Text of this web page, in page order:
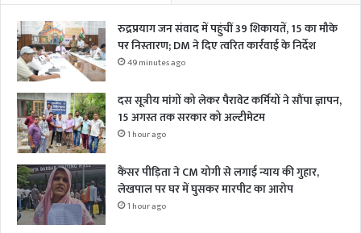
रुद्रप्रयाग जन संवाद में पहुंचीं 39 शिकायतें, 15 का मौके
पर निस्तारण; DM ने दिए त्वरित कार्रवाई के निर्देश
49 minutes ago
दस सूत्रीय मांगों को लेकर पैरावेट कर्मियों ने सौंपा ज्ञापन,
15 अगस्त तक सरकार को अल्टीमेटम
1 hour ago
कैंसर पीड़िता ने CM योगी से लगाई न्याय की गुहार,
लेखपाल पर घर में घुसकर मारपीट का आरोप
1 hour ago